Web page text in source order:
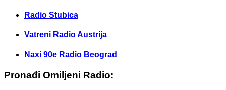
Radio Stubica
Vatreni Radio Austrija
Naxi 90e Radio Beograd
Pronađi Omiljeni Radio: